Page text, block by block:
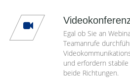
Egal ob Sie an
Teamanrufe
und erfordern
beide Richtungen.